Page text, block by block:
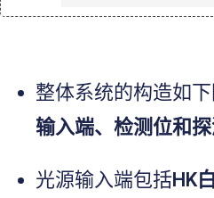
整体系统的构造如
输入端、检测位和
光源输入端包括HK